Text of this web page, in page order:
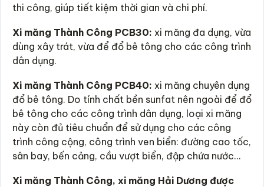
thi công, giúp tiết kiệm thời gian và chi phí.
Xi măng Thành Công PCB30: xi măng đa dụng, vừa
dùng xây trát, vừa để đổ bê tông cho các công trình
dân dụng.
Xi măng Thành Công PCB40: xi măng chuyên dụng
đổ bê tông. Do tính chất bền sunfat nên ngoài để đổ
bê tông cho các công trình dân dụng, loại xi măng
này còn đủ tiêu chuẩn để sử dụng cho các công
trình công cộng, công trình ven biển: đường cao tốc,
sân bay, bến cảng, cầu vượt biển, đập chứa nước…
Xi măng Thành Công, xi măng Hải Dương được